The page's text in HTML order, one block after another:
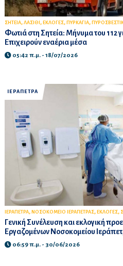
ΣΗΤΕΙΑ, ΛΑΣΙΘΙ , ΕΚΛΟΓΕΣ, ΠΥΡΚΑΓΙΑ,
Φωτιά στη Σητεία: Μήνυμα του 112
Επιχειρούν εναέρια μέσα
05:42 π.μ. - 18/07/2026
ΙΕΡΑΠΕΤΡΑ
ΙΕΡΑΠΕΤΡΑ, ΝΟΣΟΚΟΜΕΙΟ ΙΕΡΑΠΕΤΡΑΣ, ΕΚΛΟΓΕΣ,
Γενική Συνέλευση και εκλογική
Εργαζομένων Νοσοκομείου
06:59 π.μ. - 30/06/2026